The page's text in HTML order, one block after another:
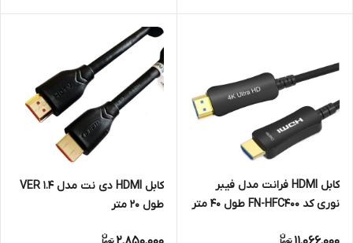
کابل HDMI فرانت مدل فیبر
نوری کد FN-HFC400 طول 40 متر
کابل HDMI دی نت مدل 1.4 VER
طول 20 متر